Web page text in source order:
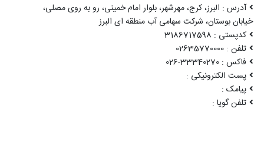
آدرس : البرز، کرج، مهرشهر، بلوار امام خمینی، رو به روی مصلی،
خیابان بوستان، شرکت سهامی آب منطقه ای البرز
کدپستی : 3186717598
تلفن : 02635770000
فاکس : 33340270-026
پست الکترونیکی :
پیامک :
تلفن گویا :